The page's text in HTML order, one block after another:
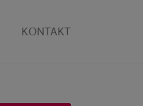
KONTAKT